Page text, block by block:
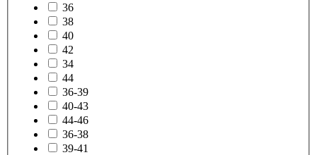
36
38
40
42
34
44
36-39
40-43
44-46
36-38
39-41